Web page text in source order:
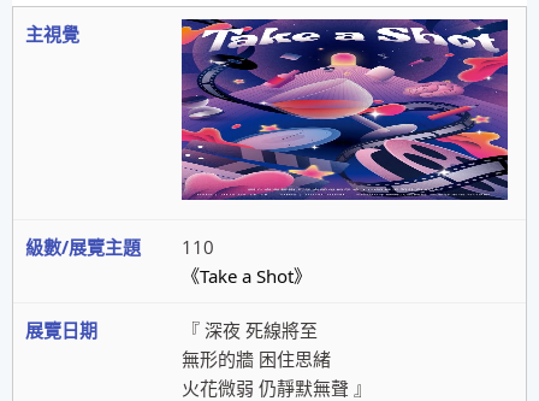
110
《Take a Shot》
『 深夜 死線將至
無形的牆 困住思緒
火花微弱 仍靜默無聲 』